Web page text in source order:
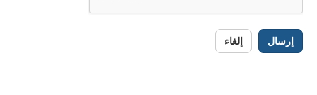
إرسال إلغاء